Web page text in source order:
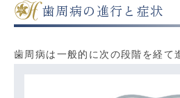
歯周病の進行と症状
歯周病は一般的に次の段階を経て